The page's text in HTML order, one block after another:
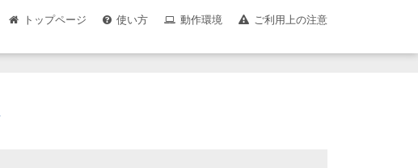
トップページ 使い方 動作環境 ご利用上の注意